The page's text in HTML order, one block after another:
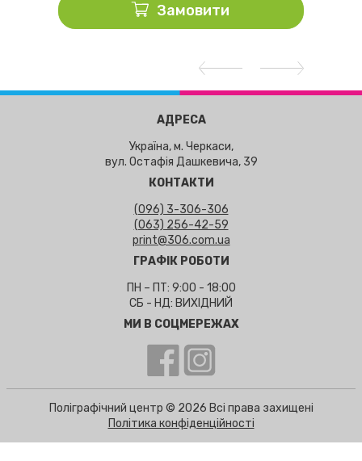
Замовити
АДРЕСА
Україна, м. Черкаси,
вул. Остафія Дашкевича, 39
КОНТАКТИ
(096) 3-306-306
(063) 256-42-59
print@306.com.ua
ГРАФІК РОБОТИ
ПН – ПТ: 9:00 - 18:00
СБ - НД: ВИХІДНИЙ
МИ В СОЦМЕРЕЖАХ
Поліграфічний центр © 2026 Всі права захищені
Політика конфіденційності